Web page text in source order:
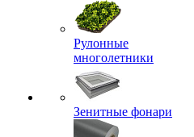
Рулонные
многолетники
Зенитные фонари